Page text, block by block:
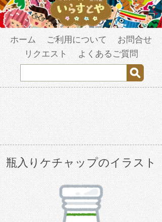
ホーム ご利用について
お問合せ
リクエスト
よくあるご質問
瓶入りケチャップのイラスト